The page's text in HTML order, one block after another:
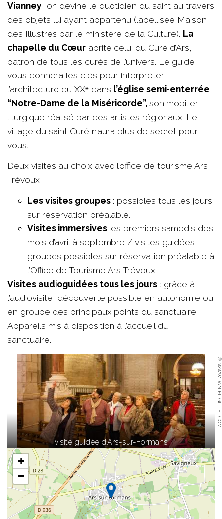
Vianney, on devine le quotidien du saint au travers
des objets lui ayant appartenu (labellisée Maison
des Illustres par le ministère de la Culture). La
chapelle du Cœur abrite celui du Curé d’Ars,
patron de tous les curés de l’univers. Le guide
vous donnera les clés pour interpréter
l’architecture du XXᵉ dans l’église semi-enterrée
“Notre-Dame de la Miséricorde”,son mobilier
liturgique réalisé par des artistes régionaux. Le
village du saint Curé n’aura plus de secret pour
vous.
Deux visites au choix avec l’office de tourisme Ars
Trévoux :
Les visites groupes : possibles tous les jours
sur réservation préalable.
Visites immersives les premiers samedis des
mois d’avril à septembre / visites guidées
groupes possibles sur réservation préalable à
l’Office de Tourisme Ars Trévoux.
Visites audioguidées tous les jours : grâce à
l’audiovisite, découverte possible en autonomie ou
en groupe des principaux points du sanctuaire.
Appareils mis à disposition à l’accueil du
sanctuaire.
© WWW.DANIEL-GILLET.COM
visite guidée d’Ars-sur-Formans
+
−